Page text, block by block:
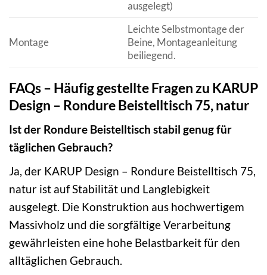
ausgelegt)
Montage
Leichte Selbstmontage der
Beine, Montageanleitung
beiliegend.
FAQs – Häufig gestellte Fragen zu KARUP
Design – Rondure Beistelltisch 75, natur
Ist der Rondure Beistelltisch stabil genug für
täglichen Gebrauch?
Ja, der KARUP Design – Rondure Beistelltisch 75,
natur ist auf Stabilität und Langlebigkeit
ausgelegt. Die Konstruktion aus hochwertigem
Massivholz und die sorgfältige Verarbeitung
gewährleisten eine hohe Belastbarkeit für den
alltäglichen Gebrauch.